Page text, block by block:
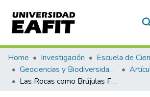
Communities & Collections
All of DSpace
Home Investigación
Geociencias y Biodiversidad (GEBI)
Las Rocas como Brújulas Fósiles